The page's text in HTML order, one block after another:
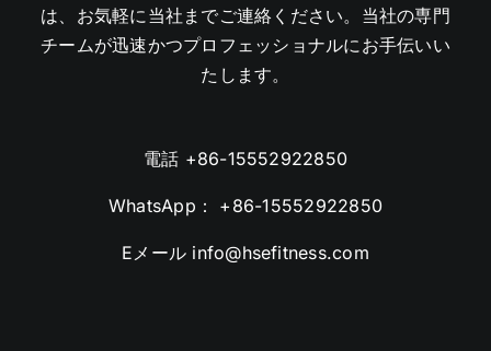
は、お気軽に当社までご連絡ください。当社の専門
チームが迅速かつプロフェッショナルにお手伝いい
たします。
電話 +86-15552922850
WhatsApp： +86-15552922850
Eメール info@hsefitness.com